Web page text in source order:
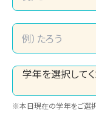
※本日現在の学年をご選